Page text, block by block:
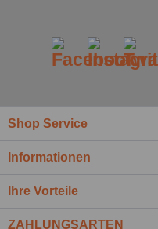
Shop Service
Informationen
Ihre Vorteile
ZAHLUNGSARTEN